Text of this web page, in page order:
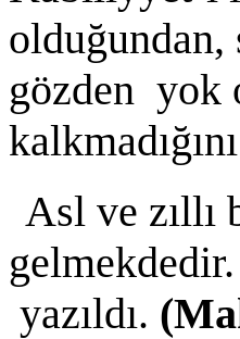
olduğundan,
gözden yok
Asl ve zıllı
yazıldı.